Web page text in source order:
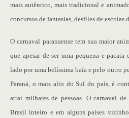
mais autêntico, mais tradicional e
concursos de fantasias, desfiles de escolas
O carnaval paranaense tem sua maior
que apesar de ser uma pequena e
lado por uma belíssima baía e pelo outro
Paraná, o mais alto do Sul do país, é
atrai milhares de pessoas. O carnaval
Brasil inteiro e em alguns países